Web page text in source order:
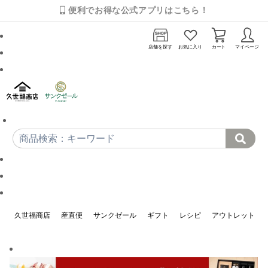
便利でお得な公式アプリはこちら！
店舗を探す お気に入り カート マイページ
久世福商店 産直便 サンクゼール ギフト レシピ アウトレット